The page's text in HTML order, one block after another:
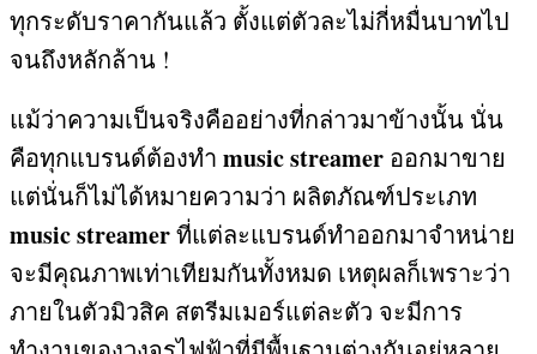
ทุกระดับราคากันแล้ว ตั้งแต่ตัวละไม่กี่หมื่นบาทไป
จนถึงหลักล้าน !
แม้ว่าความเป็นจริงคืออย่างที่กล่าวมาข้างนั้น นั่น
คือทุกแบรนด์ต้องทำ music streamer ออกมาขาย
แต่นั่นก็ไม่ได้หมายความว่า ผลิตภัณฑ์ประเภท
music streamerที่แต่ละแบรนด์ทำออกมาจำหน่าย
จะมีคุณภาพเท่าเทียมกันทั้งหมด เหตุผลก็เพราะว่า
ภายในตัวมิวสิค สตรีมเมอร์แต่ละตัว จะมีการ